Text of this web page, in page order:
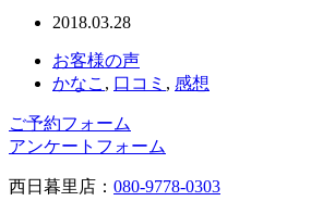
2018.03.28
お客様の声
かなこ , 口コミ , 感想
ご予約フォーム
アンケートフォーム
西日暮里店： 080-9778-0303